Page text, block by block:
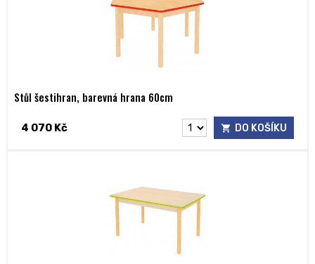
Stůl šestihran, barevná hrana 60cm
4 070 Kč DO KOŠÍKU